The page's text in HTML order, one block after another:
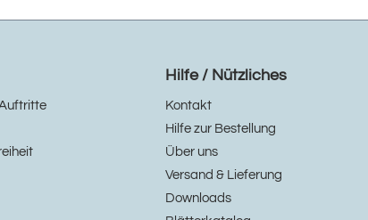
Hilfe / Nützliches
Kontakt
Hilfe zur Bestellung
Über uns
Versand & Lieferung
Downloads